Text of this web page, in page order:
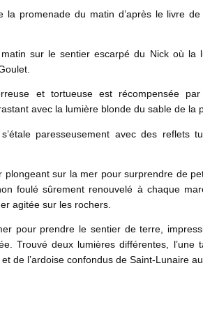
la promenade du matin d’après le livre
sur le sentier escarpé du Nick où la
et tortueuse est récompensée
avec la lumière blonde du sable de la
paresseusement avec des reflets
plongeant sur la mer pour surprendre de
foulé sûrement renouvelé à chaque
agitée sur les rochers.
pour prendre le sentier de terre,
Trouvé deux lumières différentes, l’une
de l’ardoise confondus de Saint-Lunaire